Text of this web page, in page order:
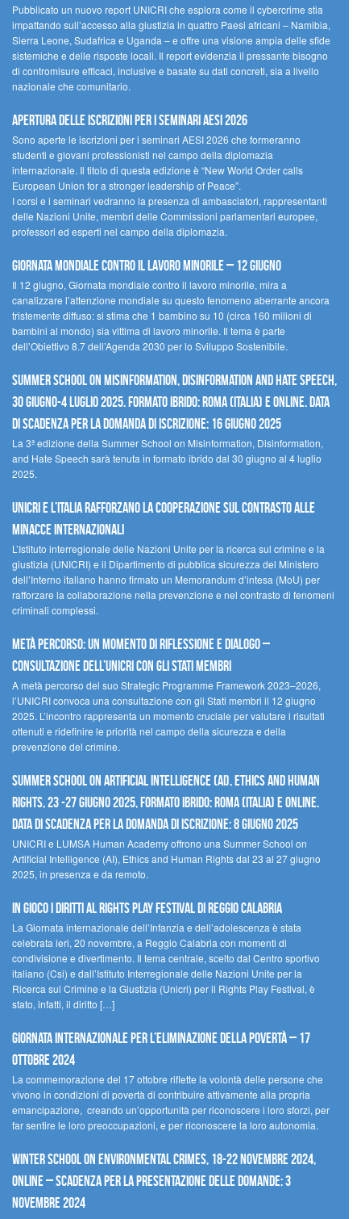
Pubblicato un nuovo report UNICRI che esplora come il cybercrime stia
impattando sull’accesso alla giustizia in quattro Paesi africani – Namibia,
Sierra Leone, Sudafrica e Uganda – e offre una visione ampia delle sfide
sistemiche e delle risposte locali. Il report evidenzia il pressante bisogno
di contromisure efficaci, inclusive e basate su dati concreti, sia a livello
nazionale che comunitario.
Apertura delle iscrizioni per i seminari AESI 2026
Sono aperte le iscrizioni per i seminari AESI 2026 che formeranno
studenti e giovani professionisti nel campo della diplomazia
internazionale. Il titolo di questa edizione è “New World Order calls
European Union for a stronger leadership of Peace”.
I corsi e i seminari vedranno la presenza di ambasciatori, rappresentanti
delle Nazioni Unite, membri delle Commissioni parlamentari europee,
professori ed esperti nel campo della diplomazia.
Giornata mondiale contro il lavoro minorile – 12 giugno
Il 12 giugno, Giornata mondiale contro il lavoro minorile, mira a
canalizzare l’attenzione mondiale su questo fenomeno aberrante ancora
tristemente diffuso: si stima che 1 bambino su 10 (circa 160 milioni di
bambini al mondo) sia vittima di lavoro minorile. Il tema è parte
dell’Obiettivo 8.7 dell’Agenda 2030 per lo Sviluppo Sostenibile.
Summer School on Misinformation, Disinformation and Hate Speech,
30 giugno-4 luglio 2025. Formato ibrido: Roma (Italia) e online. Data
di scadenza per la domanda di iscrizione: 16 giugno 2025
La 3ª edizione della Summer School on Misinformation, Disinformation,
and Hate Speech sarà tenuta in formato ibrido dal 30 giugno al 4 luglio
2025.
UNICRI e l’Italia rafforzano la cooperazione sul contrasto alle
minacce internazionali
L’Istituto interregionale delle Nazioni Unite per la ricerca sul crimine e la
giustizia (UNICRI) e il Dipartimento di pubblica sicurezza del Ministero
dell’Interno italiano hanno firmato un Memorandum d’intesa (MoU) per
rafforzare la collaborazione nella prevenzione e nel contrasto di fenomeni
criminali complessi.
Metà percorso: un momento di riflessione e dialogo –
Consultazione dell’UNICRI con gli Stati membri
A metà percorso del suo Strategic Programme Framework 2023–2026,
l’UNICRI convoca una consultazione con gli Stati membri il 12 giugno
2025. L’incontro rappresenta un momento cruciale per valutare i risultati
ottenuti e ridefinire le priorità nel campo della sicurezza e della
prevenzione del crimine.
Summer School on Artificial Intelligence (AI), Ethics and Human
Rights, 23 -27 giugno 2025, Formato Ibrido: Roma (Italia) e online.
Data di scadenza per la domanda di iscrizione: 8 giugno 2025
UNICRI e LUMSA Human Academy offrono una Summer School on
Artificial Intelligence (AI), Ethics and Human Rights dal 23 al 27 giugno
2025, in presenza e da remoto.
In gioco i diritti al Rights Play Festival di Reggio Calabria
La Giornata internazionale dell’Infanzia e dell’adolescenza è stata
celebrata ieri, 20 novembre, a Reggio Calabria con momenti di
condivisione e divertimento. Il tema centrale, scelto dal Centro sportivo
italiano (Csi) e dall’Istituto Interregionale delle Nazioni Unite per la
Ricerca sul Crimine e la Giustizia (Unicri) per il Rights Play Festival, è
stato, infatti, il diritto […]
Giornata internazionale per l’eliminazione della povertà – 17
ottobre 2024
La commemorazione del 17 ottobre riflette la volontà delle persone che
vivono in condizioni di povertà di contribuire attivamente alla propria
emancipazione, creando un’opportunità per riconoscere i loro sforzi, per
far sentire le loro preoccupazioni, e per riconoscere la loro autonomia.
Winter School on Environmental Crimes, 18-22 novembre 2024,
Online – Scadenza per la presentazione delle domande: 3
novembre 2024